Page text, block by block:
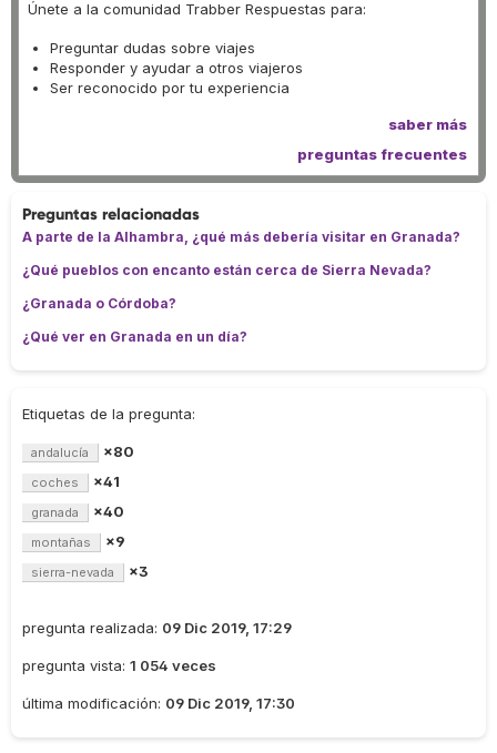
Únete a la comunidad Trabber Respuestas para:
Preguntar dudas sobre viajes
Responder y ayudar a otros viajeros
Ser reconocido por tu experiencia
saber más
preguntas frecuentes
Preguntas relacionadas
A parte de la Alhambra, ¿qué más debería visitar en Granada?
¿Qué pueblos con encanto están cerca de Sierra Nevada?
¿Granada o Córdoba?
¿Qué ver en Granada en un día?
Etiquetas de la pregunta:
andalucía ×80
coches ×41
granada ×40
montañas ×9
sierra-nevada ×3
pregunta realizada: 09 Dic 2019, 17:29
pregunta vista: 1 054 veces
última modificación: 09 Dic 2019, 17:30